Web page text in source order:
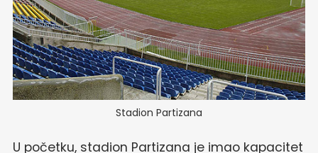
Stadion Partizana
U početku, stadion Partizana je imao kapacitet